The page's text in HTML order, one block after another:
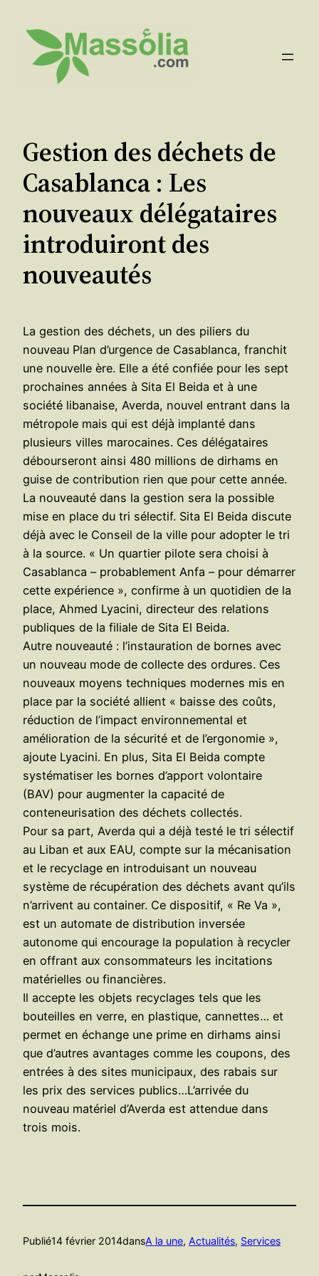
contenu
Gestion des déchets de
Casablanca : Les
nouveaux délégataires
introduiront des
nouveautés
La gestion des déchets, un des piliers du
nouveau Plan d’urgence de Casablanca, franchit
une nouvelle ère. Elle a été confiée pour les sept
prochaines années à Sita El Beida et à une
société libanaise, Averda, nouvel entrant dans la
métropole mais qui est déjà implanté dans
plusieurs villes marocaines. Ces délégataires
débourseront ainsi 480 millions de dirhams en
guise de contribution rien que pour cette année.
La nouveauté dans la gestion sera la possible
mise en place du tri sélectif. Sita El Beida discute
déjà avec le Conseil de la ville pour adopter le tri
à la source. « Un quartier pilote sera choisi à
Casablanca – probablement Anfa – pour démarrer
cette expérience », confirme à un quotidien de la
place, Ahmed Lyacini, directeur des relations
publiques de la filiale de Sita El Beida.
Autre nouveauté : l’instauration de bornes avec
un nouveau mode de collecte des ordures. Ces
nouveaux moyens techniques modernes mis en
place par la société allient « baisse des coûts,
réduction de l’impact environnemental et
amélioration de la sécurité et de l’ergonomie »,
ajoute Lyacini. En plus, Sita El Beida compte
systématiser les bornes d’apport volontaire
(BAV) pour augmenter la capacité de
conteneurisation des déchets collectés.
Pour sa part, Averda qui a déjà testé le tri sélectif
au Liban et aux EAU, compte sur la mécanisation
et le recyclage en introduisant un nouveau
système de récupération des déchets avant qu’ils
n’arrivent au container. Ce dispositif, « Re Va »,
est un automate de distribution inversée
autonome qui encourage la population à recycler
en offrant aux consommateurs les incitations
matérielles ou financières.
Il accepte les objets recyclages tels que les
bouteilles en verre, en plastique, cannettes… et
permet en échange une prime en dirhams ainsi
que d’autres avantages comme les coupons, des
entrées à des sites municipaux, des rabais sur
les prix des services publics…L’arrivée du
nouveau matériel d’Averda est attendue dans
trois mois.
Publié14 février 2014dansA la une, Actualités, Services